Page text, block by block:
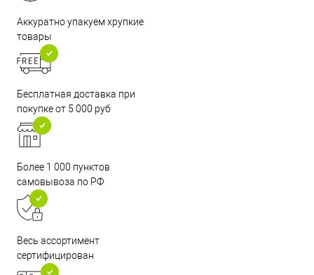
Аккуратно упакуем хрупкие
товары
Бесплатная доставка при
покупке от 5 000 руб
Более 1 000 пунктов
самовывоза по РФ
Весь ассортимент
сертифицирован